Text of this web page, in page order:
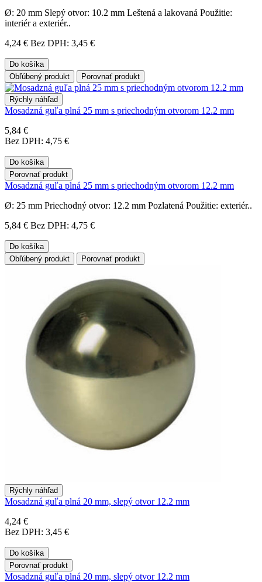
Ø: 20 mm Slepý otvor: 10.2 mm Leštená a lakovaná Použitie:
interiér a exteriér..
4,24 € Bez DPH: 3,45 €
Do košíka
Obľúbený produkt
Porovnať produkt
Rýchly náhľad
Mosadzná guľa plná 25 mm s priechodným otvorom 12.2 mm
5,84 €
Bez DPH: 4,75 €
Do košíka
Porovnať produkt
Mosadzná guľa plná 25 mm s priechodným otvorom 12.2 mm
Ø: 25 mm Priechodný otvor: 12.2 mm Pozlatená Použitie: exteriér..
5,84 € Bez DPH: 4,75 €
Do košíka
Obľúbený produkt
Porovnať produkt
Rýchly náhľad
Mosadzná guľa plná 20 mm, slepý otvor 12.2 mm
4,24 €
Bez DPH: 3,45 €
Do košíka
Porovnať produkt
Mosadzná guľa plná 20 mm, slepý otvor 12.2 mm